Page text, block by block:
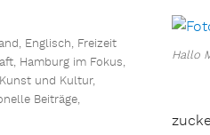
Hallo
, Englisch, Freizeit
, Hamburg im Fokus,
Kunst und Kultur,
Beiträge,